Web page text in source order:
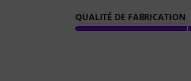
QUALITÉ DE FABRICATION